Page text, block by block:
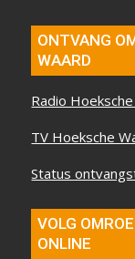
ONTVANG
WAARD
Radio
TV Hoeksche
Status
VOLG
ONLINE